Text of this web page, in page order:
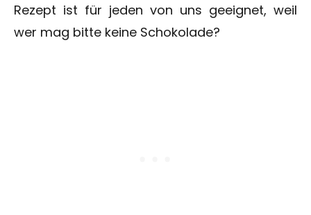
Rezept ist für jeden von uns geeignet, weil
wer mag bitte keine Schokolade?